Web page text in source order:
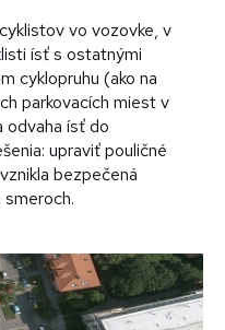
vo vozovke, v
ísť s ostatnými
cyklopruhu (ako na
parkovacích miest v
odvaha ísť do
upraviť pouličné
bezpečená